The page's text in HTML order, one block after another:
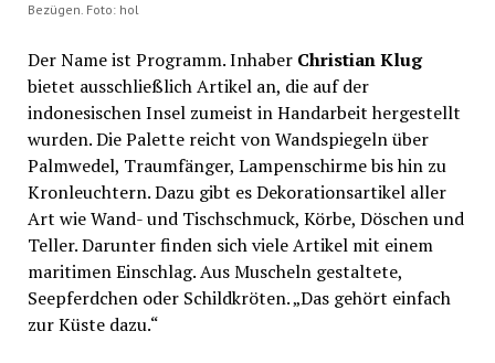
Bezügen. Foto: hol
Der Name ist Programm. Inhaber Christian Klug
bietet ausschließlich Artikel an, die auf der
indonesischen Insel zumeist in Handarbeit hergestellt
wurden. Die Palette reicht von Wandspiegeln über
Palmwedel, Traumfänger, Lampenschirme bis hin zu
Kronleuchtern. Dazu gibt es Dekorationsartikel aller
Art wie Wand- und Tischschmuck, Körbe, Döschen und
Teller. Darunter finden sich viele Artikel mit einem
maritimen Einschlag. Aus Muscheln gestaltete,
Seepferdchen oder Schildkröten. „Das gehört einfach
zur Küste dazu.“